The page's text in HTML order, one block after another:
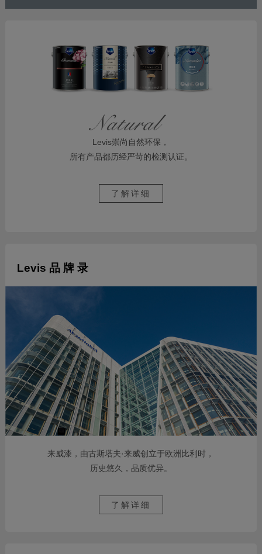
Levis崇尚自然环保，
所有产品都历经严苛的检测认证。
了解详细
Levis 品 牌 录
来威漆，由古斯塔夫·来威创立于欧洲比利时，
历史悠久，品质优异。
了解详细